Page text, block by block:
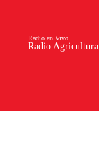
Radio Agricultura
Radio en Vivo